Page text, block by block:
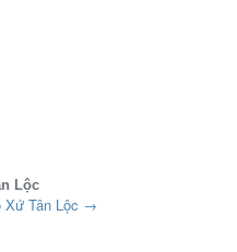
Lộc
Xứ Tân Lộc →